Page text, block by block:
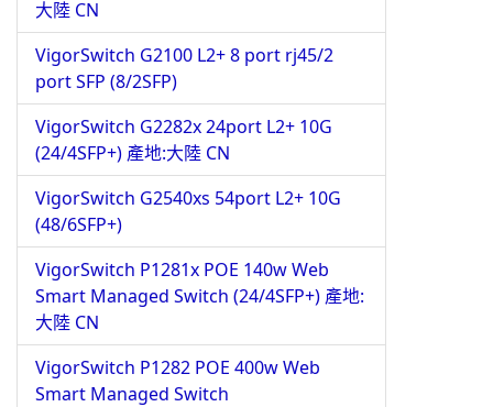
大陸 CN
VigorSwitch G2100 L2+ 8 port rj45/2
port SFP (8/2SFP)
VigorSwitch G2282x 24port L2+ 10G
(24/4SFP+) 產地:大陸 CN
VigorSwitch G2540xs 54port L2+ 10G
(48/6SFP+)
VigorSwitch P1281x POE 140w Web
Smart Managed Switch (24/4SFP+) 產地:
大陸 CN
VigorSwitch P1282 POE 400w Web
Smart Managed Switch